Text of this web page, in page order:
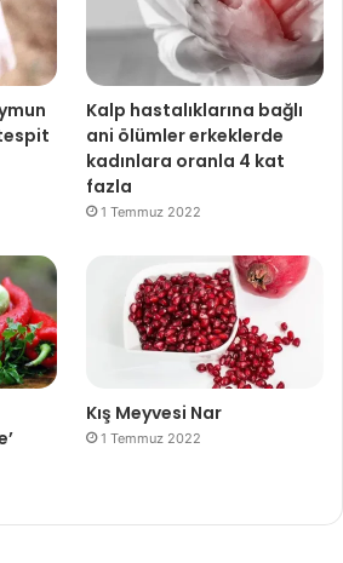
Kalp hastalıklarına bağlı
ani ölümler erkeklerde
kadınlara oranla 4 kat
fazla
1 Temmuz 2022
Kış Meyvesi Nar
1 Temmuz 2022